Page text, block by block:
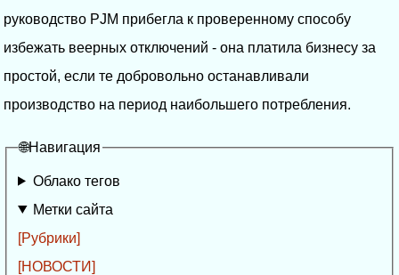
руководство PJM прибегла к проверенному способу
избежать веерных отключений - она платила бизнесу за
простой, если те добровольно останавливали
производство на период наибольшего потребления.
🌐Навигация
Облако тегов
Метки сайта
[Рубрики]
[НОВОСТИ]